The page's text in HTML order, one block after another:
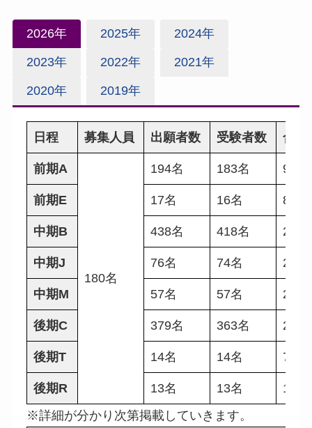
2026年 2025年 2024年
2023年 2022年 2021年
2020年 2019年
日程 募集人員 出願者数 受験者数 合格
前期A
180名
194名 183名 92名
前期E 17名 16名 8名
中期B 438名 418名 267
中期J 76名 74名 28名
中期M 57名 57名 29名
後期C 379名 363名 242
後期T 14名 14名 7名
後期R 13名 13名
12名
※詳細が分かり次第掲載していきます。